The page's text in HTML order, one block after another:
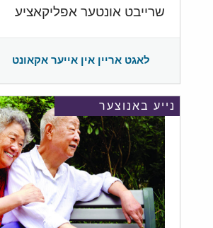
שרייבט אונטער אפליקאציע
לאגט אריין אין אייער אקאונט
נייע באנוצער